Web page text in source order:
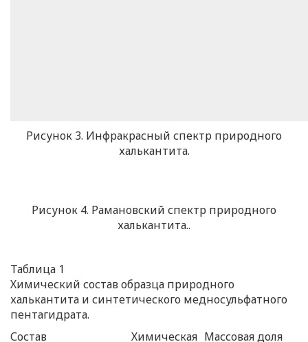
Рисунок 3. Инфракрасный спектр природного
халькантита.
Рисунок 4. Рамановский спектр природного
халькантита..
Таблица 1
Химический состав образца природного
халькантита и синтетического медносульфатного
пентагидрата.
Состав
Химическая Массовая доля